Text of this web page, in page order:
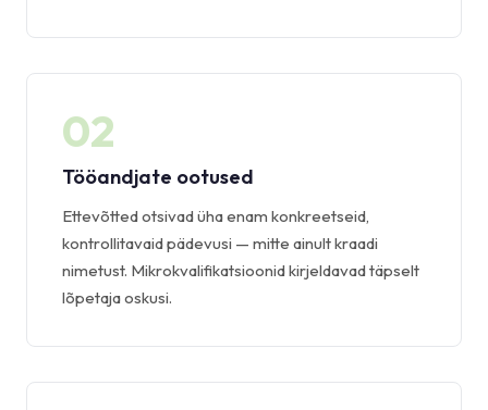
02
Tööandjate ootused
Ettevõtted otsivad üha enam konkreetseid,
kontrollitavaid pädevusi — mitte ainult kraadi
nimetust. Mikrokvalifikatsioonid kirjeldavad täpselt
lõpetaja oskusi.